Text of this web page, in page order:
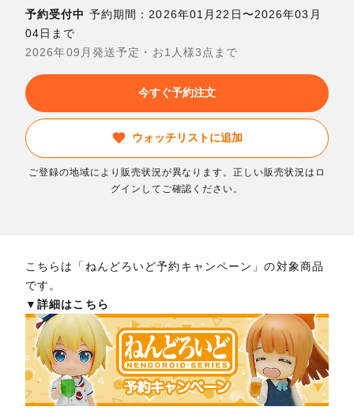
予約受付中 予約期間：2026年01月22日〜2026年03月
04日まで
2026年09月発送予定・お1人様3点まで
今すぐ予約注文
ウォッチリストに追加
ご登録の地域により販売状況が異なります。正しい販売状況はロ
グインしてご確認ください。
こちらは「ねんどろいど予約キャンペーン」の対象商品
です。
▼詳細はこちら